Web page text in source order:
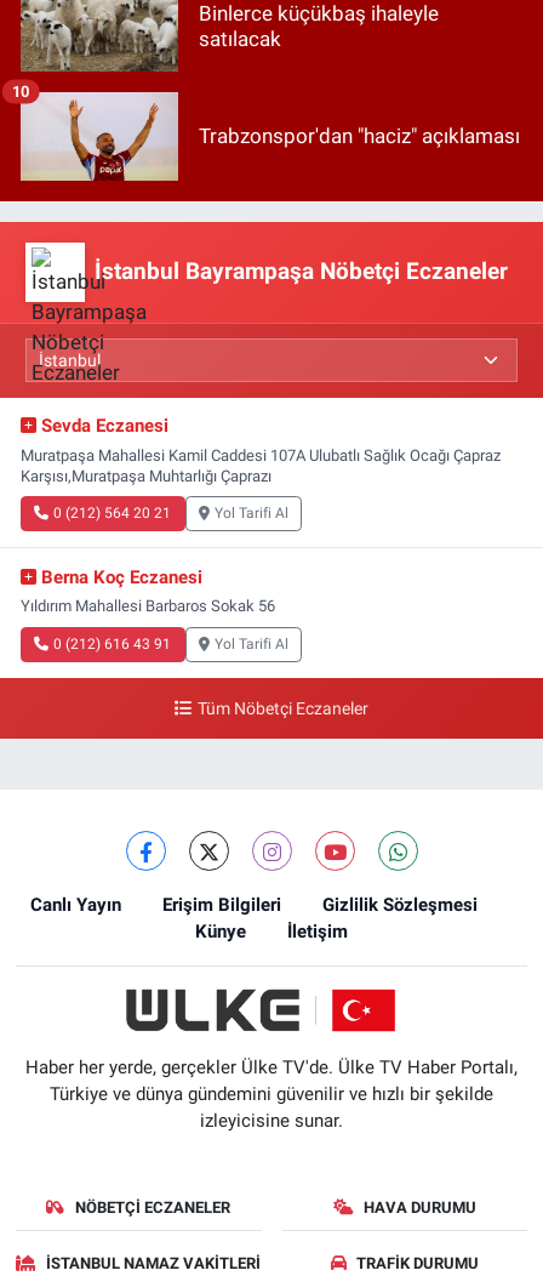
Binlerce küçükbaş ihaleyle
satılacak
Trabzonspor'dan "haciz" açıklaması
10
İstanbul Bayrampaşa Nöbetçi Eczaneler
Sevda Eczanesi
Muratpaşa Mahallesi Kamil Caddesi 107A Ulubatlı Sağlık Ocağı Çapraz
Karşısı,Muratpaşa Muhtarlığı Çaprazı
0 (212) 564 20 21 Yol Tarifi Al
Berna Koç Eczanesi
Yıldırım Mahallesi Barbaros Sokak 56
0 (212) 616 43 91 Yol Tarifi Al
Tüm Nöbetçi Eczaneler
Canlı Yayın Erişim Bilgileri
Gizlilik Sözleşmesi
Künye
İletişim
Haber her yerde, gerçekler Ülke TV'de. Ülke TV Haber Portalı,
Türkiye ve dünya gündemini güvenilir ve hızlı bir şekilde
izleyicisine sunar.
NÖBETÇI ECZANELER HAVA DURUMU
İSTANBUL NAMAZ VAKITLERI TRAFIK DURUMU